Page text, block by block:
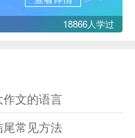
18866人学过
文的语言
常见方法